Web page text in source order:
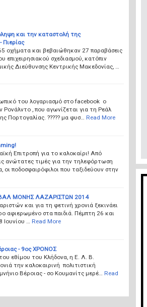
και την καταστολή της
Πιερίας
οχήματα και βεβαιώθηκαν 27 παραβάσεις
επιχειρησιακού σχεδιασμού, κατόπιν
Διεύθυνσης Κεντρικής Μακεδονίας, …
του λογαριασμό στο facebook o
, που αγωνίζεται για τη Ρεάλ
Πορτογαλίας. ????? μα φυσ…
Read More
Επιτροπή για το καλοκαίρι! Από
ανώτατες τιμές για την τηλεφόρτωση
ποδοσφαιρόφιλοι που ταξιδεύουν στην
ΜΟΝΗΣ ΛΑΖΑΡΙΣΤΩΝ 2014
και για τη φετινή χρονιά ξεκινάει
αφιερωμένο στα παιδιά. Πέμπτη 26 και
…
Read More
- 9ος ΧΡΟΝΟΣ
εθίμου του Κλήδονα, η Ε. Λ. Β.
την καλοκαιρινή πολιτιστική
Βέροιας - σο Κουμανίτς μερέ…
Read